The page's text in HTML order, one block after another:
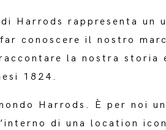
Harrods rappresenta
conoscere il nostro
la nostra storia
1824.
Harrods. È per noi
di una location